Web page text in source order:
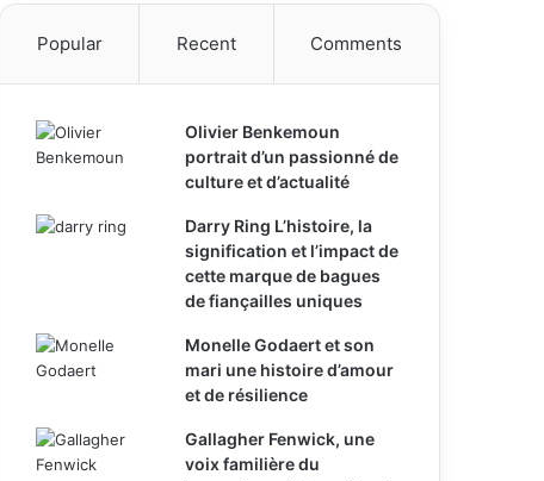
Popular Recent Comments
Olivier Benkemoun
portrait d’un passionné de
culture et d’actualité
Darry Ring L’histoire, la
signification et l’impact de
cette marque de bagues
de fiançailles uniques
Monelle Godaert et son
mari une histoire d’amour
et de résilience
Gallagher Fenwick, une
voix familière du